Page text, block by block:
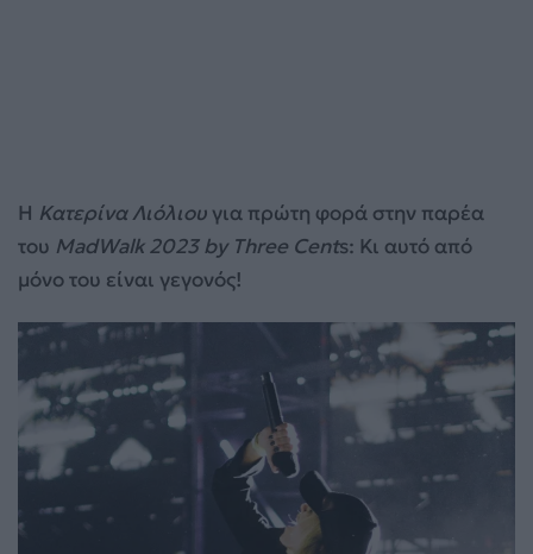
Η Κατερίνα Λιόλιου για πρώτη φορά στην παρέα
του MadWalk 2023 by Three Cents: Κι αυτό από
μόνο του είναι γεγονός!